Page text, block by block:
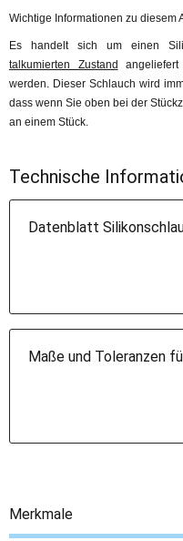
Wichtige Informationen zu diesem
Es handelt sich um einen
talkumierten Zustand
werden. Dieser Schlauch wird
dass wenn Sie oben bei der
an einem Stück.
Technische
Datenblatt
Maße und Toleranzen
Merkmale